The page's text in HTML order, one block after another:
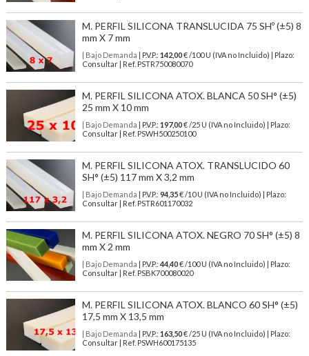
M. PERFIL SILICONA TRANSLUCIDA 75 SHº (±5) 8
mm X 7 mm
| Bajo Demanda | P.V.P.: 142,00€ /100 U (IVA no Incluido) | Plazo:
Consultar | Ref. PSTR750080070
M. PERFIL SILICONA ATOX. BLANCA 50 SH° (±5)
25 mm X 10 mm
| Bajo Demanda | P.V.P.: 197,00€ /25 U (IVA no Incluido) | Plazo:
Consultar | Ref. PSWH500250100
M. PERFIL SILICONA ATOX. TRANSLUCIDO 60
SH° (±5) 117 mm X 3,2 mm
| Bajo Demanda | P.V.P.: 94,35€ /10 U (IVA no Incluido) | Plazo:
Consultar | Ref. PSTR601170032
M. PERFIL SILICONA ATOX. NEGRO 70 SH° (±5) 8
mm X 2 mm
| Bajo Demanda | P.V.P.: 44,40€ /100 U (IVA no Incluido) | Plazo:
Consultar | Ref. PSBK700080020
M. PERFIL SILICONA ATOX. BLANCO 60 SH° (±5)
17,5 mm X 13,5 mm
| Bajo Demanda | P.V.P.: 163,50€ /25 U (IVA no Incluido) | Plazo:
Consultar | Ref. PSWH600175135